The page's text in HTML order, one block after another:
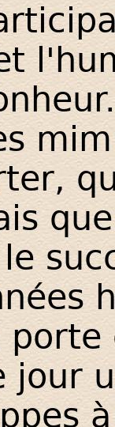
porte
jour